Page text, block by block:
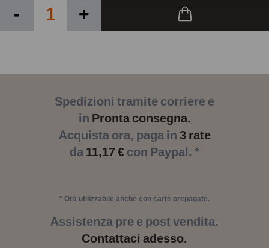
- +
Spedizioni tramite corriere e
in Pronta consegna.
Acquista ora, paga in 3 rate
da 11,17 € con Paypal. *
* Ora utilizzabile anche con carte prepagate.
Assistenza pre e post vendita.
Contattaci adesso.